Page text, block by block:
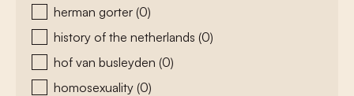
herman gorter (0)
history of the netherlands (0)
hof van busleyden (0)
homosexuality (0)